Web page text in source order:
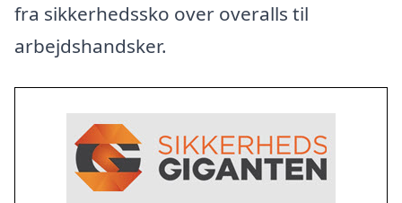
fra sikkerhedssko over overalls til
arbejdshandsker.